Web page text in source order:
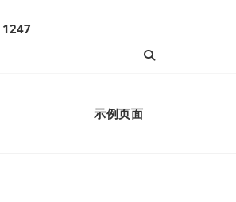
1247
示例页面